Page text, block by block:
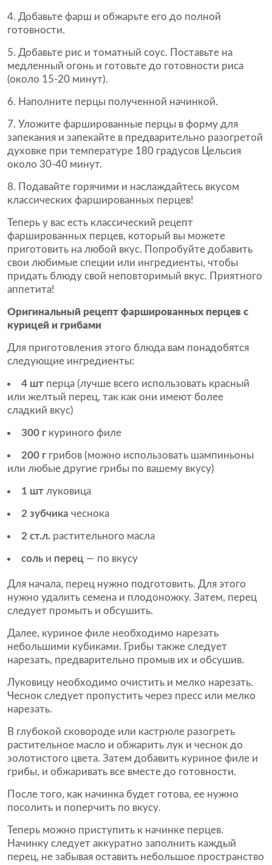
Добавьте фарш и обжарьте его до полной
готовности.
Добавьте рис и томатный соус. Поставьте на
медленный огонь и готовьте до готовности риса
(около 15-20 минут).
Наполните перцы полученной начинкой.
Уложите фаршированные перцы в форму для
запекания и запекайте в предварительно разогретой
духовке при температуре 180 градусов Цельсия
около 30-40 минут.
Подавайте горячими и наслаждайтесь вкусом
классических фаршированных перцев!
Теперь у вас есть классический рецепт
фаршированных перцев, который вы можете
приготовить на любой вкус. Попробуйте добавить
свои любимые специи или ингредиенты, чтобы
придать блюду свой неповторимый вкус. Приятного
аппетита!
Оригинальный рецепт фаршированных перцев с
курицей и грибами
Для приготовления этого блюда вам понадобятся
следующие ингредиенты:
4 шт перца (лучше всего использовать красный
или желтый перец, так как они имеют более
сладкий вкус)
300 г куриного филе
200 г грибов (можно использовать шампиньоны
или любые другие грибы по вашему вкусу)
1 шт луковица
2 зубчика чеснока
2 ст.л. растительного масла
соль и перец — по вкусу
Для начала, перец нужно подготовить. Для этого
нужно удалить семена и плодоножку. Затем, перец
следует промыть и обсушить.
Далее, куриное филе необходимо нарезать
небольшими кубиками. Грибы также следует
нарезать, предварительно промыв их и обсушив.
Луковицу необходимо очистить и мелко нарезать.
Чеснок следует пропустить через пресс или мелко
нарезать.
В глубокой сковороде или кастрюле разогреть
растительное масло и обжарить лук и чеснок до
золотистого цвета. Затем добавить куриное филе и
грибы, и обжаривать все вместе до готовности.
После того, как начинка будет готова, ее нужно
посолить и поперчить по вкусу.
Теперь можно приступить к начинке перцев.
Начинку следует аккуратно заполнить каждый
перец, не забывая оставить небольшое пространство